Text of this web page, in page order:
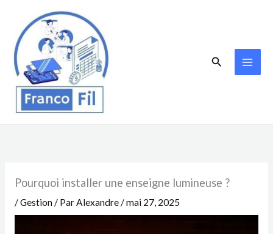
contenu
Rechercher
Pourquoi installer une enseigne lumineuse ?
/Gestion/ ParAlexandre/mai 27, 2025